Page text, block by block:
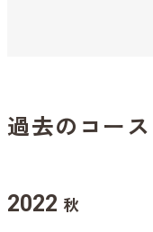
過去のコース
2022 秋